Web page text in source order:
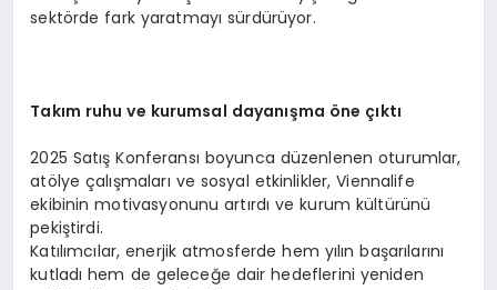
sektörde fark yaratmayı sürdürüyor.
Takım ruhu ve kurumsal dayanışma öne çıktı
2025 Satış Konferansı boyunca düzenlenen oturumlar,
atölye çalışmaları ve sosyal etkinlikler, Viennalife
ekibinin motivasyonunu artırdı ve kurum kültürünü
pekiştirdi.
Katılımcılar, enerjik atmosferde hem yılın başarılarını
kutladı hem de geleceğe dair hedeflerini yeniden